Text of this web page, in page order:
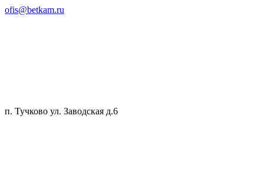
ofis@betkam.ru
п. Тучково ул. Заводская д.6